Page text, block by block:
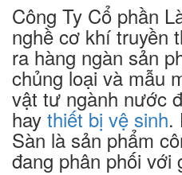
Công Ty Cổ phần
nghề cơ khí truyền
ra hàng ngàn sản
chủng loại và mẫu
vật tư ngành nước
hay thiết bị vệ sinh.
Sàn là sản phẩm
đang phân phối với